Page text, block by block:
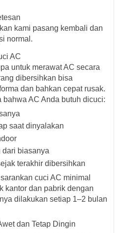
kami pasang kembali dan
normal.
AC
untuk merawat AC secara
dibersihkan bisa
dan bahkan cepat rusak.
bahwa AC Anda butuh dicuci:
saat dinyalakan
dari biasanya
terakhir dibersihkan
cuci AC minimal
kantor dan pabrik dengan
dilakukan setiap 1–2 bulan
dan Tetap Dingin